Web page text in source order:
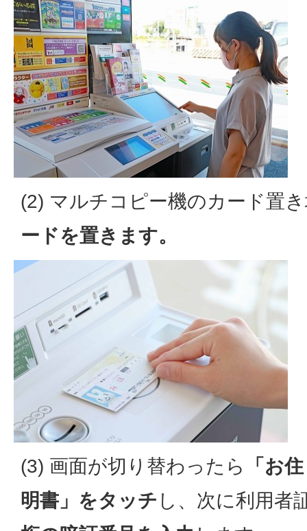
(2) マルチコピー機のカード置
ードを置きます。
(3) 画面が切り替わったら
「お
明書」をタッチ し、次に利用者